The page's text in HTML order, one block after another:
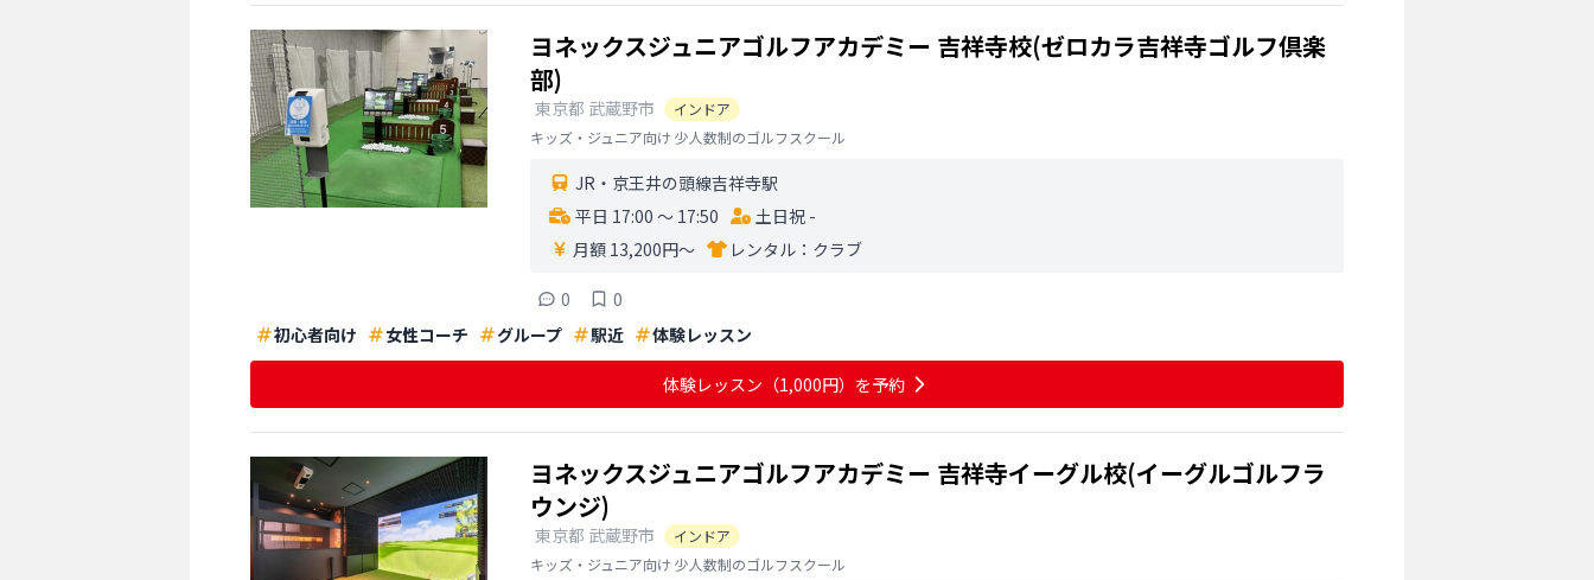
ヨネックスジュニアゴルフアカデミー 吉祥寺校(ゼロカラ吉祥寺ゴルフ倶楽
部)
東京都 武蔵野市
インドア
キッズ・ジュニア向け 少人数制のゴルフスクール
JR・京王井の頭線吉祥寺駅
平日 17:00 〜 17:50
土日祝 -
月額 13,200円〜
レンタル： クラブ
0
0
初心者向け
女性コーチ グループ 駅近 体験レッスン
体験レッスン （1,000円） を予約
ヨネックスジュニアゴルフアカデミー 吉祥寺イーグル校(イーグルゴルフラ
ウンジ)
東京都 武蔵野市
インドア
キッズ・ジュニア向け 少人数制のゴルフスクール